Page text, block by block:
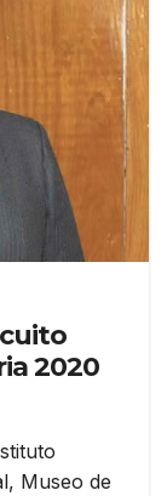
2020
Museo de